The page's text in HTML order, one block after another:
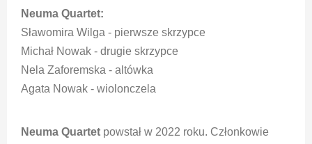
Neuma Quartet:
Sławomira Wilga - pierwsze skrzypce
Michał Nowak - drugie skrzypce
Nela Zaforemska - altówka
Agata Nowak - wiolonczela
Neuma Quartet powstał w 2022 roku. Członkowie